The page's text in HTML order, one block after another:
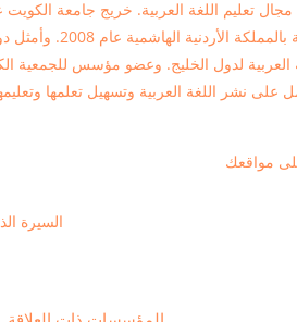
عمان العربية
العربية لدول الخليج. وعضو مؤسس للجمعية
على نشر اللغة العربية وتسهيل تعلمها
مواقعك
السيرة